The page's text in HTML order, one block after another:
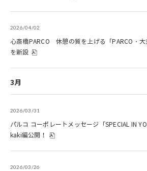
2026/04/02
心斎橋PARCO 休憩の質を上げる「PARCO・大
を新設
3月
2026/03/31
パルコ コーポレートメッセージ「SPECIAL IN
kaki編公開！
2026/03/26